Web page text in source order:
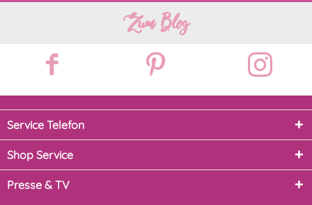
Zum Blog
Service Telefon
Shop Service
Presse & TV